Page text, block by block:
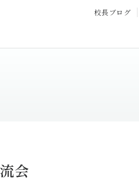
校長ブログ
会